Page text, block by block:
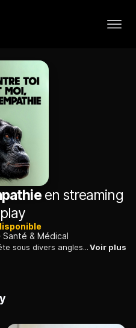
en streaming
Santé & Médical
La réalisatrice a mené une enquête sous divers angles pour savoir comment fonctionnait l'empathie et si elle existait chez les autres mammifères.Voir plus